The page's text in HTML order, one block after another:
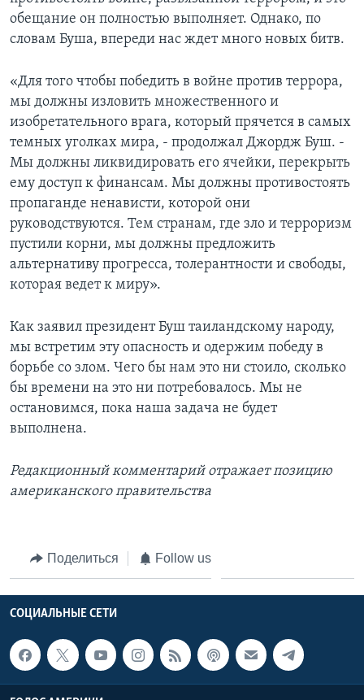
обещание он полностью выполняет. Однако, по
словам Буша, впереди нас ждет много новых битв.
«Для того чтобы победить в войне против террора,
мы должны изловить множественного и
изобретательного врага, который прячется в самых
темных уголках мира, - продолжал Джордж Буш. -
Мы должны ликвидировать его ячейки, перекрыть
ему доступ к финансам. Мы должны противостоять
пропаганде ненависти, которой они
руководствуются. Тем странам, где зло и терроризм
пустили корни, мы должны предложить
альтернативу прогресса, толерантности и свободы,
которая ведет к миру».
Как заявил президент Буш таиландскому народу,
мы встретим эту опасность и одержим победу в
борьбе со злом. Чего бы нам это ни стоило, сколько
бы времени на это ни потребовалось. Мы не
остановимся, пока наша задача не будет
выполнена.
Редакционный комментарий отражает позицию
американского правительства
Поделиться Follow us
СОЦИАЛЬНЫЕ СЕТИ